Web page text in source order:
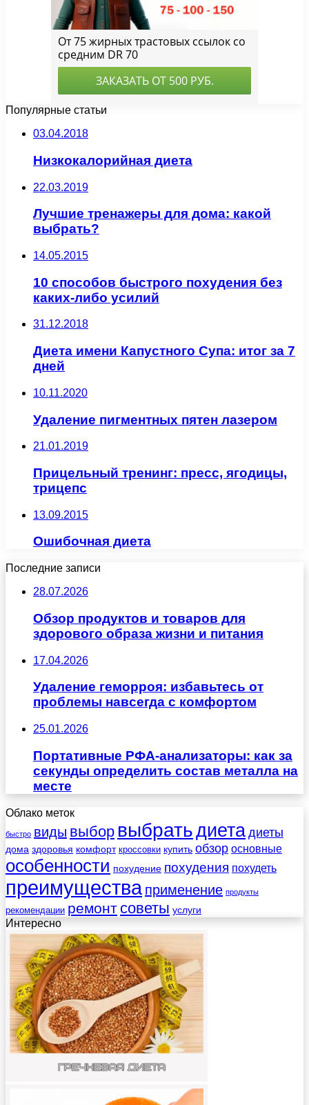
Популярные статьи
03.04.2018
Низкокалорийная диета
22.03.2019
Лучшие тренажеры для дома: какой
выбрать?
14.05.2015
10 способов быстрого похудения без
каких-либо усилий
31.12.2018
Диета имени Капустного Супа: итог за 7
дней
10.11.2020
Удаление пигментных пятен лазером
21.01.2019
Прицельный тренинг: пресс, ягодицы,
трицепс
13.09.2015
Ошибочная диета
Последние записи
28.07.2026
Обзор продуктов и товаров для
здорового образа жизни и питания
17.04.2026
Удаление геморроя: избавьтесь от
проблемы навсегда с комфортом
25.01.2026
Портативные РФА-анализаторы: как за
секунды определить состав металла на
месте
Облако меток
быстро виды выбор выбратьдиета диеты
дома здоровья комфорт кроссовки купить обзор основные
особенности похудение похудения похудеть
преимущества применение продукты
рекомендации ремонт советы услуги
Интересно